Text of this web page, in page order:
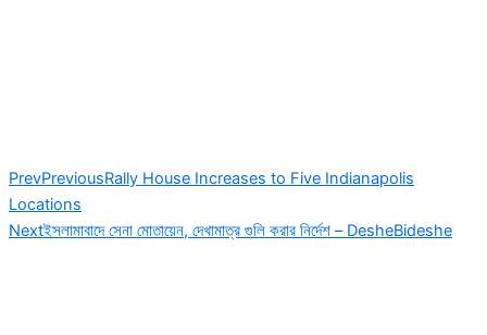
PrevPreviousRally House Increases to Five Indianapolis
Locations
Nextইসলামাবাদে সেনা মোতায়েন, দেখামাত্র গুলি করার নির্দেশ – DesheBideshe